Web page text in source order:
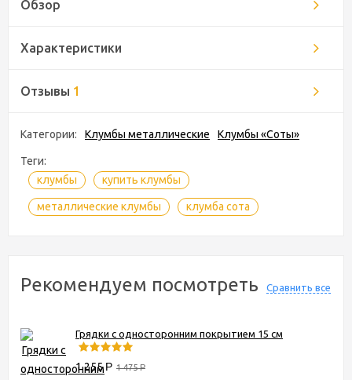
Обзор
Характеристики
Отзывы 1
Категории: Клумбы металлические Клумбы «Соты»
Теги:
клумбы
купить клумбы
металлические клумбы клумба сота
Рекомендуем посмотреть Сравнить все
Грядки с односторонним покрытием 15 см
1 255Р 1 475Р